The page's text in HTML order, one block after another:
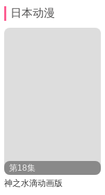
日本动漫
第18集
神之水滴动画版